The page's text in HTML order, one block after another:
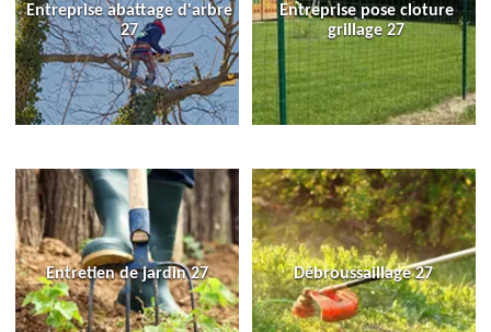
Entreprise abattage d'arbre
27
Entreprise pose cloture
grillage 27
Entretien de jardin 27 Débroussaillage 27